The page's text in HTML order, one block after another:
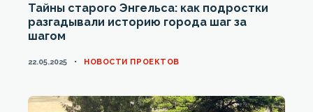
Тайны старого Энгельса: как подростки
разгадывали историю города шаг за
шагом
22.05.2025 CATEGORIES
НОВОСТИ ПРОЕКТОВ